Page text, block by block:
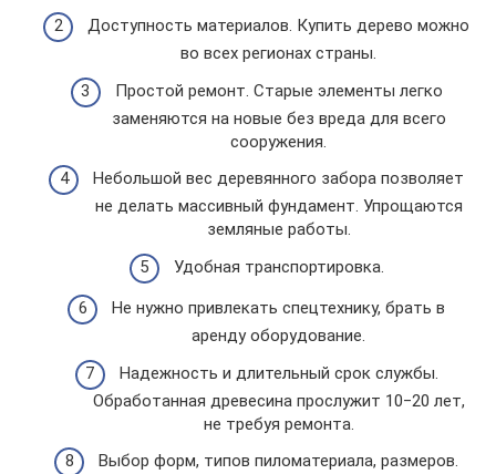
Доступность материалов. Купить дерево можно
во всех регионах страны.
Простой ремонт. Старые элементы легко
заменяются на новые без вреда для всего
сооружения.
Небольшой вес деревянного забора позволяет
не делать массивный фундамент. Упрощаются
земляные работы.
Удобная транспортировка.
Не нужно привлекать спецтехнику, брать в
аренду оборудование.
Надежность и длительный срок службы.
Обработанная древесина прослужит 10‒20 лет,
не требуя ремонта.
Выбор форм, типов пиломатериала, размеров.